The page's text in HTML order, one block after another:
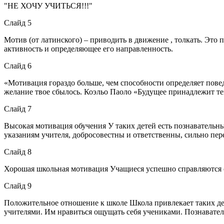
"НЕ ХОЧУ УЧИТЬСЯ!!!"
Слайд 5
Мотив (от латинского) – приводить в движение , толкать. Это
активность и определяющее его направленность.
Слайд 6
«Мотивация гораздо больше, чем способности определяет
желание твое сбылось. Коэльо Паоло «Будущее принадлежит
Слайд 7
Высокая мотивация обучения У таких детей есть
указаниям учителя, добросовестны и ответственны, сильно
Слайд 8
Хорошая школьная мотивация Учащиеся успешно
Слайд 9
Положительное отношение к школе Школа привлекает таких
учителями. Им нравиться ощущать себя учениками.